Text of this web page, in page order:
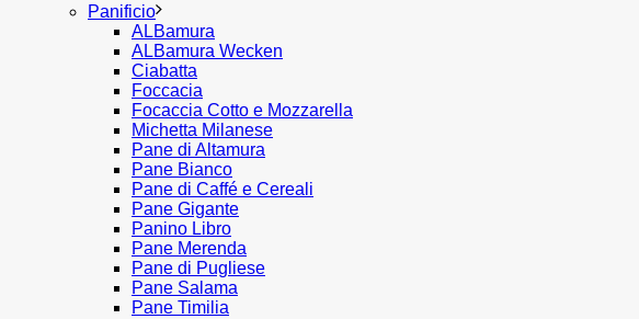
Panificio
ALBamura
ALBamura Wecken
Ciabatta
Foccacia
Focaccia Cotto e Mozzarella
Michetta Milanese
Pane di Altamura
Pane Bianco
Pane di Caffé e Cereali
Pane Gigante
Panino Libro
Pane Merenda
Pane di Pugliese
Pane Salama
Pane Timilia